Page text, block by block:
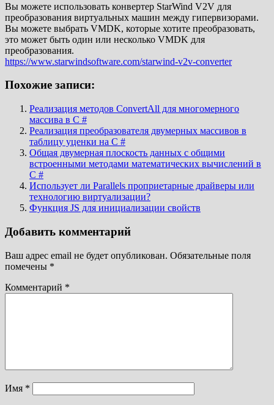
Вы можете использовать конвертер StarWind V2V для
преобразования виртуальных машин между гипервизорами.
Вы можете выбрать VMDK, которые хотите преобразовать,
это может быть один или несколько VMDK для
преобразования.
https://www.starwindsoftware.com/starwind-v2v-converter
Похожие записи:
Реализация методов ConvertAll для многомерного
массива в C #
Реализация преобразователя двумерных массивов в
таблицу уценки на C #
Общая двумерная плоскость данных с общими
встроенными методами математических вычислений в
C #
Использует ли Parallels проприетарные драйверы или
технологию виртуализации?
Функция JS для инициализации свойств
Добавить комментарий
Ваш адрес email не будет опубликован. Обязательные поля
помечены *
Комментарий *
Имя *